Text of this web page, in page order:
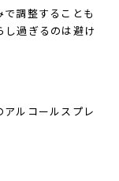
調整することも
過ぎるのは避け
ルコールスプレ